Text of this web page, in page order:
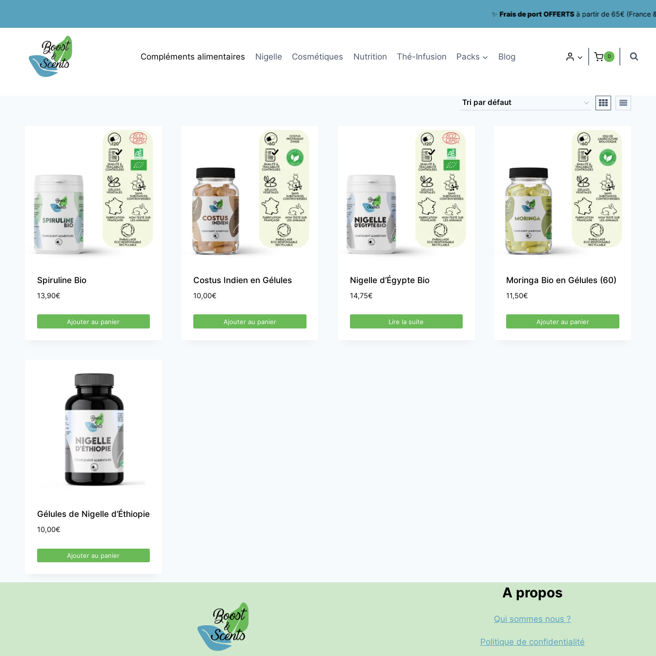
Frais de port OFFERTSà partir de 65€ (France &
Compléments alimentaires Nigelle Cosmétiques Nutrition Thé-Infusion Packs Blog 0
Spiruline Bio
13,90€
Ajouter au panier
Costus Indien en Gélules
10,00€
Ajouter au panier
Nigelle d’Égypte Bio
14,75€
Lire la suite
Moringa Bio en Gélules (60)
11,50€
Ajouter au panier
Gélules de Nigelle d’Éthiopie
10,00€
Ajouter au panier
A propos
Qui sommes nous ?
Politique de confidentialité